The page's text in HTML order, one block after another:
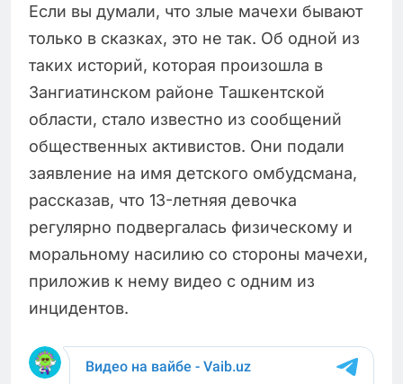
Если вы думали, что злые мачехи бывают
только в сказках, это не так. Об одной из
таких историй, которая произошла в
Зангиатинском районе Ташкентской
области, стало известно из сообщений
общественных активистов. Они подали
заявление на имя детского омбудсмана,
рассказав, что 13-летняя девочка
регулярно подвергалась физическому и
моральному насилию со стороны мачехи,
приложив к нему видео с одним из
инцидентов.